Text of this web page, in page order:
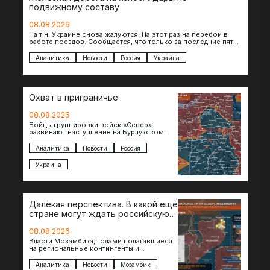
подвижному составу
08.08.2026
На т.н. Украине снова жалуются. На этот раз на перебои в
работе поездов. Сообщается, что только за последние пять
Аналитика Новости Россия Украина
Охват в приграничье
08.08.2026
Бойцы группировки войск «Север»
развивают наступление на Бурлукском
теснят противника сразу на нескольких
участках, создавая угрозу охвата…
Аналитика Новости Россия
Украина
Далёкая перспектива. В какой ещё
стране могут ждать российскую
08.08.2026
Власти Мозамбика, годами полагавшиеся
на региональные контингенты и
обращаются к российской стороне за
Аналитика Новости Мозамбик